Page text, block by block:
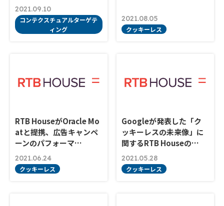
2021.09.10
コンテクスチュアルターゲテ
ィング
2021.08.05
クッキーレス
RTB HouseがOracle Mo
atと提携、広告キャンペ
ーンのパフォーマ…
2021.06.24
クッキーレス
Googleが発表した「ク
ッキーレスの未来像」に
関するRTB Houseの…
2021.05.28
クッキーレス